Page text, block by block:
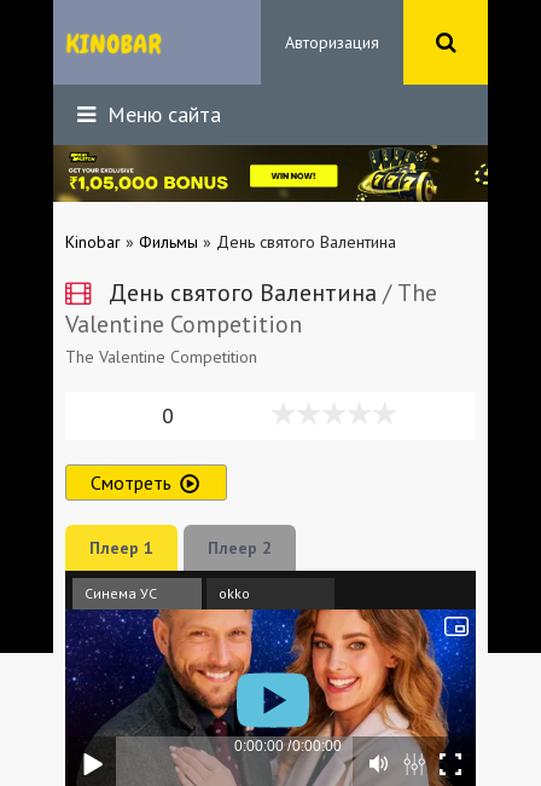
Авторизация
Меню сайта
Kinobar » Фильмы » День святого Валентина
День святого Валентина / The
Valentine Competition
The Valentine Competition
0
Смотреть
Плеер 1 Плеер 2
Синема УС okko